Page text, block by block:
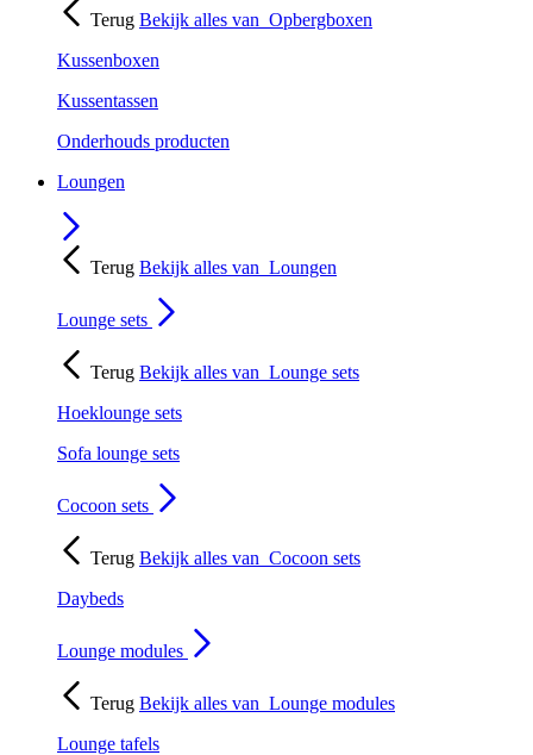
Terug Bekijk alles van Opbergboxen
Kussenboxen
Kussentassen
Onderhouds producten
Loungen
Terug Bekijk alles van Loungen
Lounge sets
Terug Bekijk alles van Lounge sets
Hoeklounge sets
Sofa lounge sets
Cocoon sets
Terug Bekijk alles van Cocoon sets
Daybeds
Lounge modules
Terug Bekijk alles van Lounge modules
Lounge tafels